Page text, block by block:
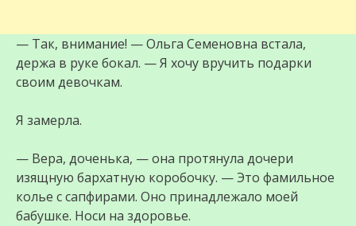
— Так, внимание! — Ольга Семеновна встала,
держа в руке бокал. — Я хочу вручить подарки
своим девочкам.
Я замерла.
— Вера, доченька, — она протянула дочери
изящную бархатную коробочку. — Это фамильное
колье с сапфирами. Оно принадлежало моей
бабушке. Носи на здоровье.